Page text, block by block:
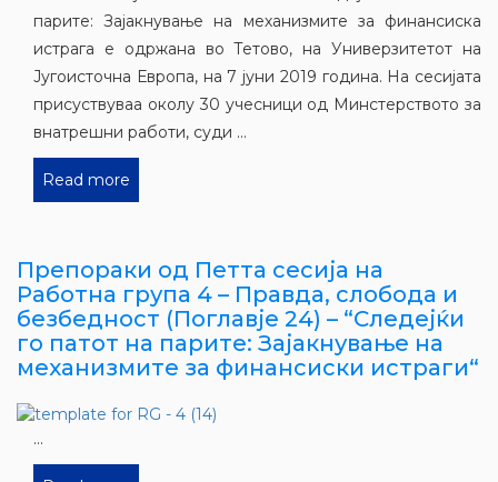
парите: Зајакнување на механизмите за финансиска
истрага е одржана во Тетово, на Универзитетот на
Југоисточна Европа, на 7 јуни 2019 година. На сесијата
присуствуваа околу 30 учесници од Минстерството за
внатрешни работи, суди ...
Read more
Препораки од Петта сесија на
Работна група 4 – Правда, слобода и
безбедност (Поглавје 24) – “Следејќи
го патот на парите: Зајакнување на
механизмите за финансиски истраги“
...